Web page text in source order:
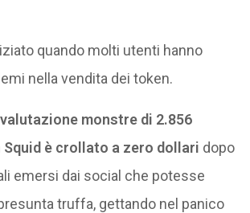
quando molti utenti hanno
nella vendita dei token.
monstre di 2.856
è crollato a zero dollari dopo
emersi dai social che potesse
truffa, gettando nel panico